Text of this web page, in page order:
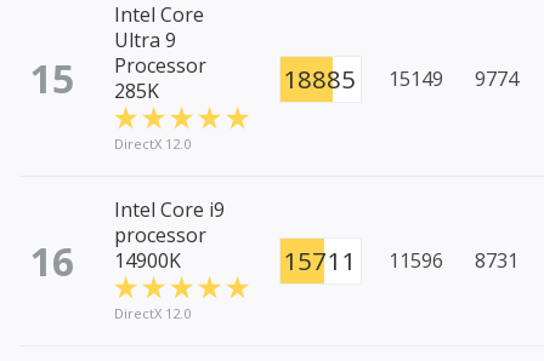
15
Intel Core
Ultra 9
Processor
285K
DirectX 12.0
18885 15149 9774
16
Intel Core i9
processor
14900K
DirectX 12.0
15711 11596 8731